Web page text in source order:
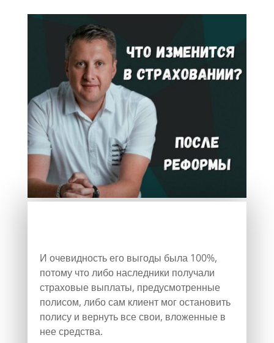
И очевидность его выгоды была 100%,
потому что либо наследники получали
страховые выплаты, предусмотренные
полисом, либо сам клиент мог остановить
полису и вернуть все свои, вложенные в
нее средства.